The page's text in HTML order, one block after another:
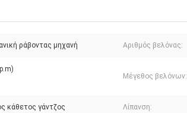
ράβοντας μηχανή Αριθμός βελόνας:
Μέγεθος βελόνων:
κάθετος γάντζος Λίπανση: